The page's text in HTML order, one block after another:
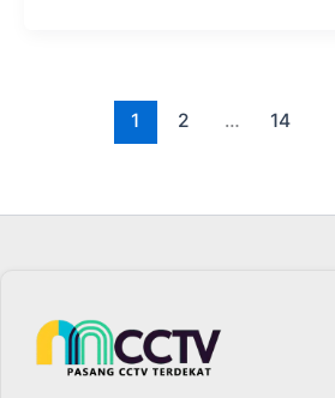
1 2 … 14